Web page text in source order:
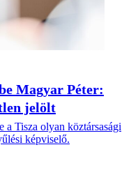
Magyar Péter:
jelölt
a Tisza olyan köztársasági
képviselő.